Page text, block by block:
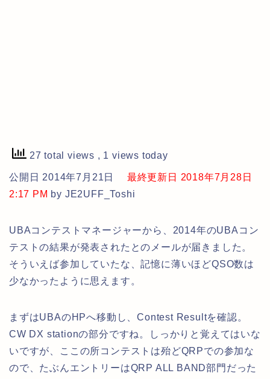
27 total views , 1 views today
公開日 2014年7月21日
最終更新日 2018年7月28日
2:17 PM by JE2UFF_Toshi
UBAコンテストマネージャーから、2014年のUBAコン
テストの結果が発表されたとのメールが届きました。
そういえば参加していたな、記憶に薄いほどQSO数は
少なかったように思えます。
まずはUBAのHPへ移動し、Contest Resultを確認。
CW DX stationの部分ですね。しっかりと覚えてはいな
いですが、ここの所コンテストは殆どQRPでの参加な
ので、たぶんエントリーはQRP ALL BAND部門だった